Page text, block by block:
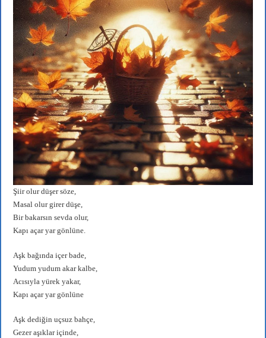
Şiir olur düşer söze,
Masal olur girer düşe,
Bir bakarsın sevda olur,
Kapı açar yar gönlüne.
Aşk bağında içer bade,
Yudum yudum akar kalbe,
Acısıyla yürek yakar,
Kapı açar yar gönlüne
Aşk dediğin uçsuz bahçe,
Gezer aşıklar içinde,